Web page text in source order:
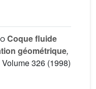
Coque fluide
géométrique,
Volume 326 (1998)